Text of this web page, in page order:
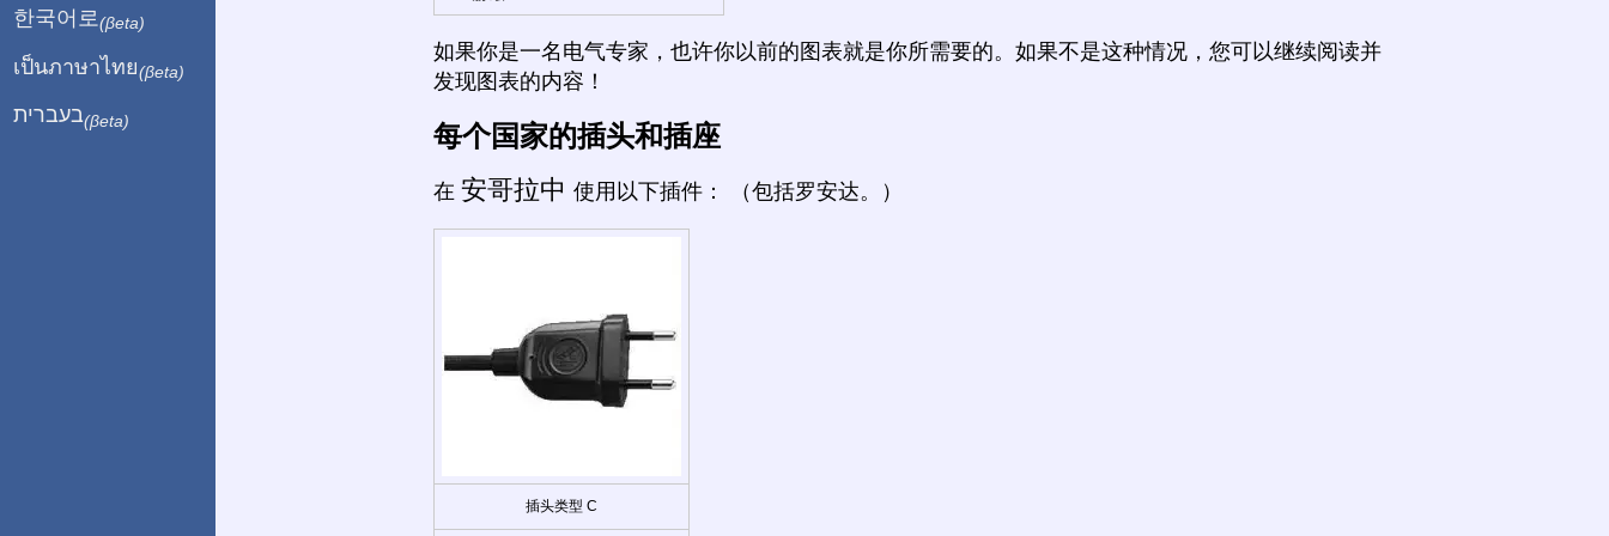
如果你是一名电气专家，也许你以前的图表就是你所需要的。如果不是这种情况，您可以继续阅读并
发现图表的内容！
每个国家的插头和插座
在 安哥拉中 使用以下插件： （包括罗安达。）
插头类型 C
한국어로 (βeta)
เป็นภาษาไทย(βeta)
בעברית(βeta)